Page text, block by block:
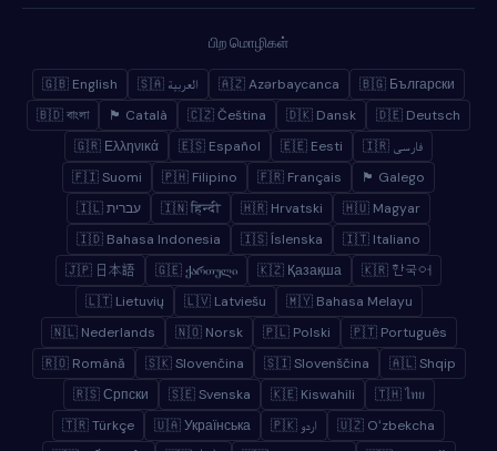
பிற மொழிகள்
🇬🇧 English 🇸🇦 العربية 🇦🇿 Azərbaycanca
🇧🇬 Български
🇧🇩 বাংলা
🏴 Català 🇨🇿 Čeština 🇩🇰 Dansk
🇩🇪 Deutsch
🇬🇷 Ελληνικά
🇪🇸 Español 🇪🇪 Eesti
🇮🇷 فارسی
🇫🇮 Suomi
🇵🇭 Filipino 🇫🇷 Français
🏴 Galego
🇮🇱 עברית
🇮🇳 हिन्दी 🇭🇷 Hrvatski
🇭🇺 Magyar
🇮🇩 Bahasa Indonesia
🇮🇸 Íslenska
🇮🇹 Italiano
🇯🇵 日本語
🇬🇪 ქართული 🇰🇿 Қазақша
🇰🇷 한국어
🇱🇹 Lietuvių
🇱🇻 Latviešu
🇲🇾 Bahasa Melayu
🇳🇱 Nederlands
🇳🇴 Norsk 🇵🇱 Polski
🇵🇹 Português
🇷🇴 Română
🇸🇰 Slovenčina 🇸🇮 Slovenščina
🇦🇱 Shqip
🇷🇸 Српски
🇸🇪 Svenska 🇰🇪 Kiswahili
🇹🇭 ไทย
🇹🇷 Türkçe
🇺🇦 Українська 🇵🇰 اردو
🇺🇿 Oʻzbekcha